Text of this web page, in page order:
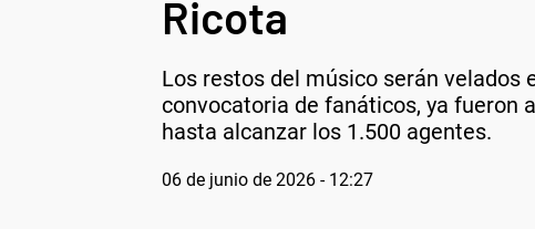
Ricota
Los restos del músico serán velados
convocatoria de fanáticos, ya fueron
hasta alcanzar los 1.500 agentes.
06 de junio de 2026 - 12:27